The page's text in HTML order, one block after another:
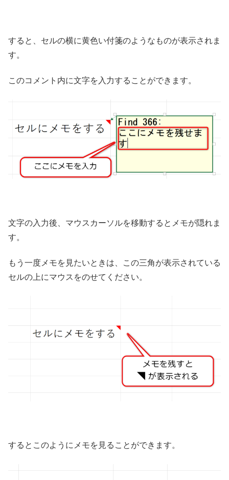
すると、セルの横に黄色い付箋のようなものが表示されま
す。
このコメント内に文字を入力することができます。
文字の入力後、マウスカーソルを移動するとメモが隠れま
す。
もう一度メモを見たいときは、この三角が表示されている
セルの上にマウスをのせてください。
するとこのようにメモを見ることができます。